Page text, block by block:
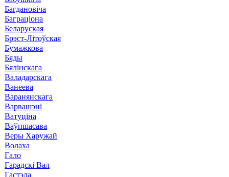
Багдановіча
Баграціона
Беларуская
Брэст-Літоўская
Бумажкова
Бяды
Бялінскага
Валадарскага
Ванеева
Варанянскага
Варвашэні
Ватуціна
Ваўпшасава
Веры Харужай
Волаха
Гало
Гарадскі Вал
Гастэла